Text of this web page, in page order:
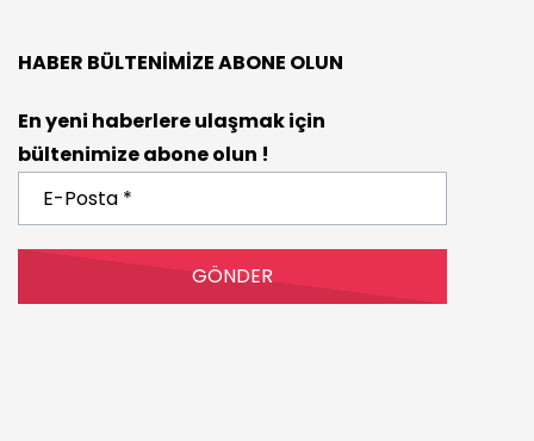
HABER BÜLTENIMIZE ABONE OLUN
En yeni haberlere ulaşmak için
bültenimize abone olun !
Posta
*